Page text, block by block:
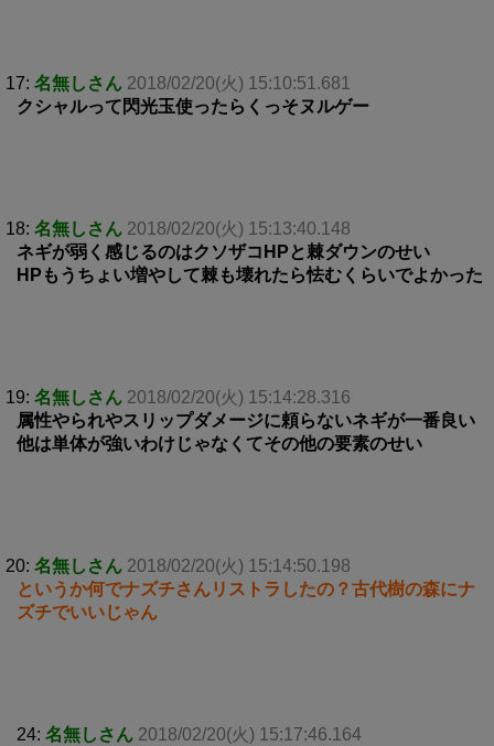
17: 名無しさん 2018/02/20(火) 15:10:51.681
クシャルって閃光玉使ったらくっそヌルゲー
18: 名無しさん 2018/02/20(火) 15:13:40.148
ネギが弱く感じるのはクソザコHPと棘ダウンのせい
HPもうちょい増やして棘も壊れたら怯むくらいでよかった
19: 名無しさん 2018/02/20(火) 15:14:28.316
属性やられやスリップダメージに頼らないネギが一番良い
他は単体が強いわけじゃなくてその他の要素のせい
20: 名無しさん 2018/02/20(火) 15:14:50.198
というか何でナズチさんリストラしたの？古代樹の森にナ
ズチでいいじゃん
24: 名無しさん 2018/02/20(火) 15:17:46.164